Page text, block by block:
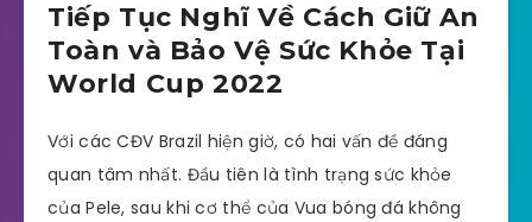
Tiếp Tục Nghĩ Về Cách Giữ An
Toàn và Bảo Vệ Sức Khỏe Tại
World Cup 2022
Với các CĐV Brazil hiện giờ, có hai vấn đề đáng
quan tâm nhất. Đầu tiên là tình trạng sức khỏe
của Pele, sau khi cơ thể của Vua bóng đá không